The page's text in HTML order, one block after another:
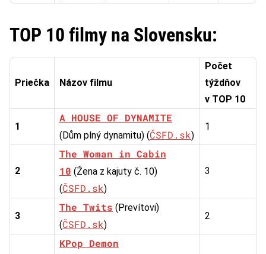
TOP 10 filmy na Slovensku:
Priečka Názov filmu
Počet
týždňov
v TOP 10
1
A HOUSE OF DYNAMITE
(Dům plný dynamitu) (ČSFD.sk)
1
2
The Woman in Cabin
10 (Žena z kajuty č. 10)
(ČSFD.sk)
3
3
The Twits (Prevítovi)
(ČSFD.sk)
2
KPop Demon